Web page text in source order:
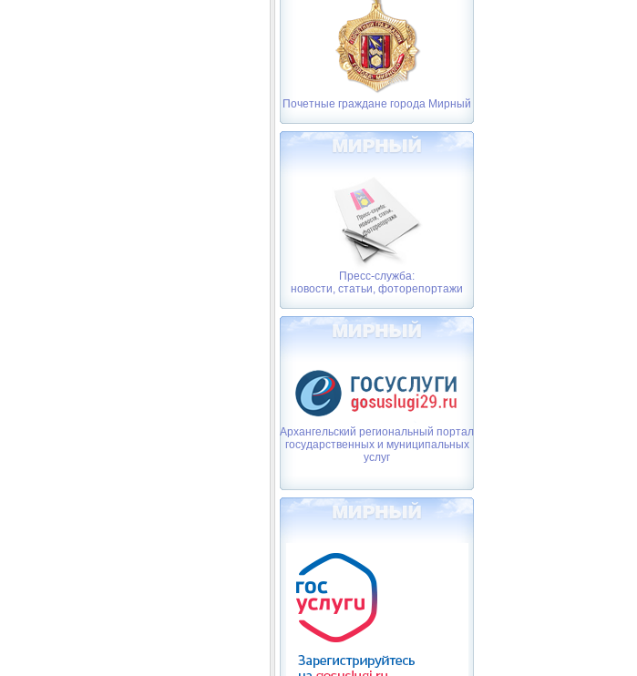
Почетные граждане города Мирный
Пресс-служба:
новости, статьи, фоторепортажи
Архангельский региональный портал
государственных и муниципальных
услуг